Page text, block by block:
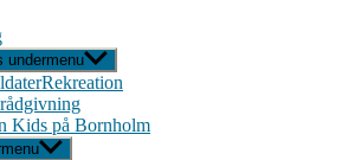
undermenu
Kids på Bornholm